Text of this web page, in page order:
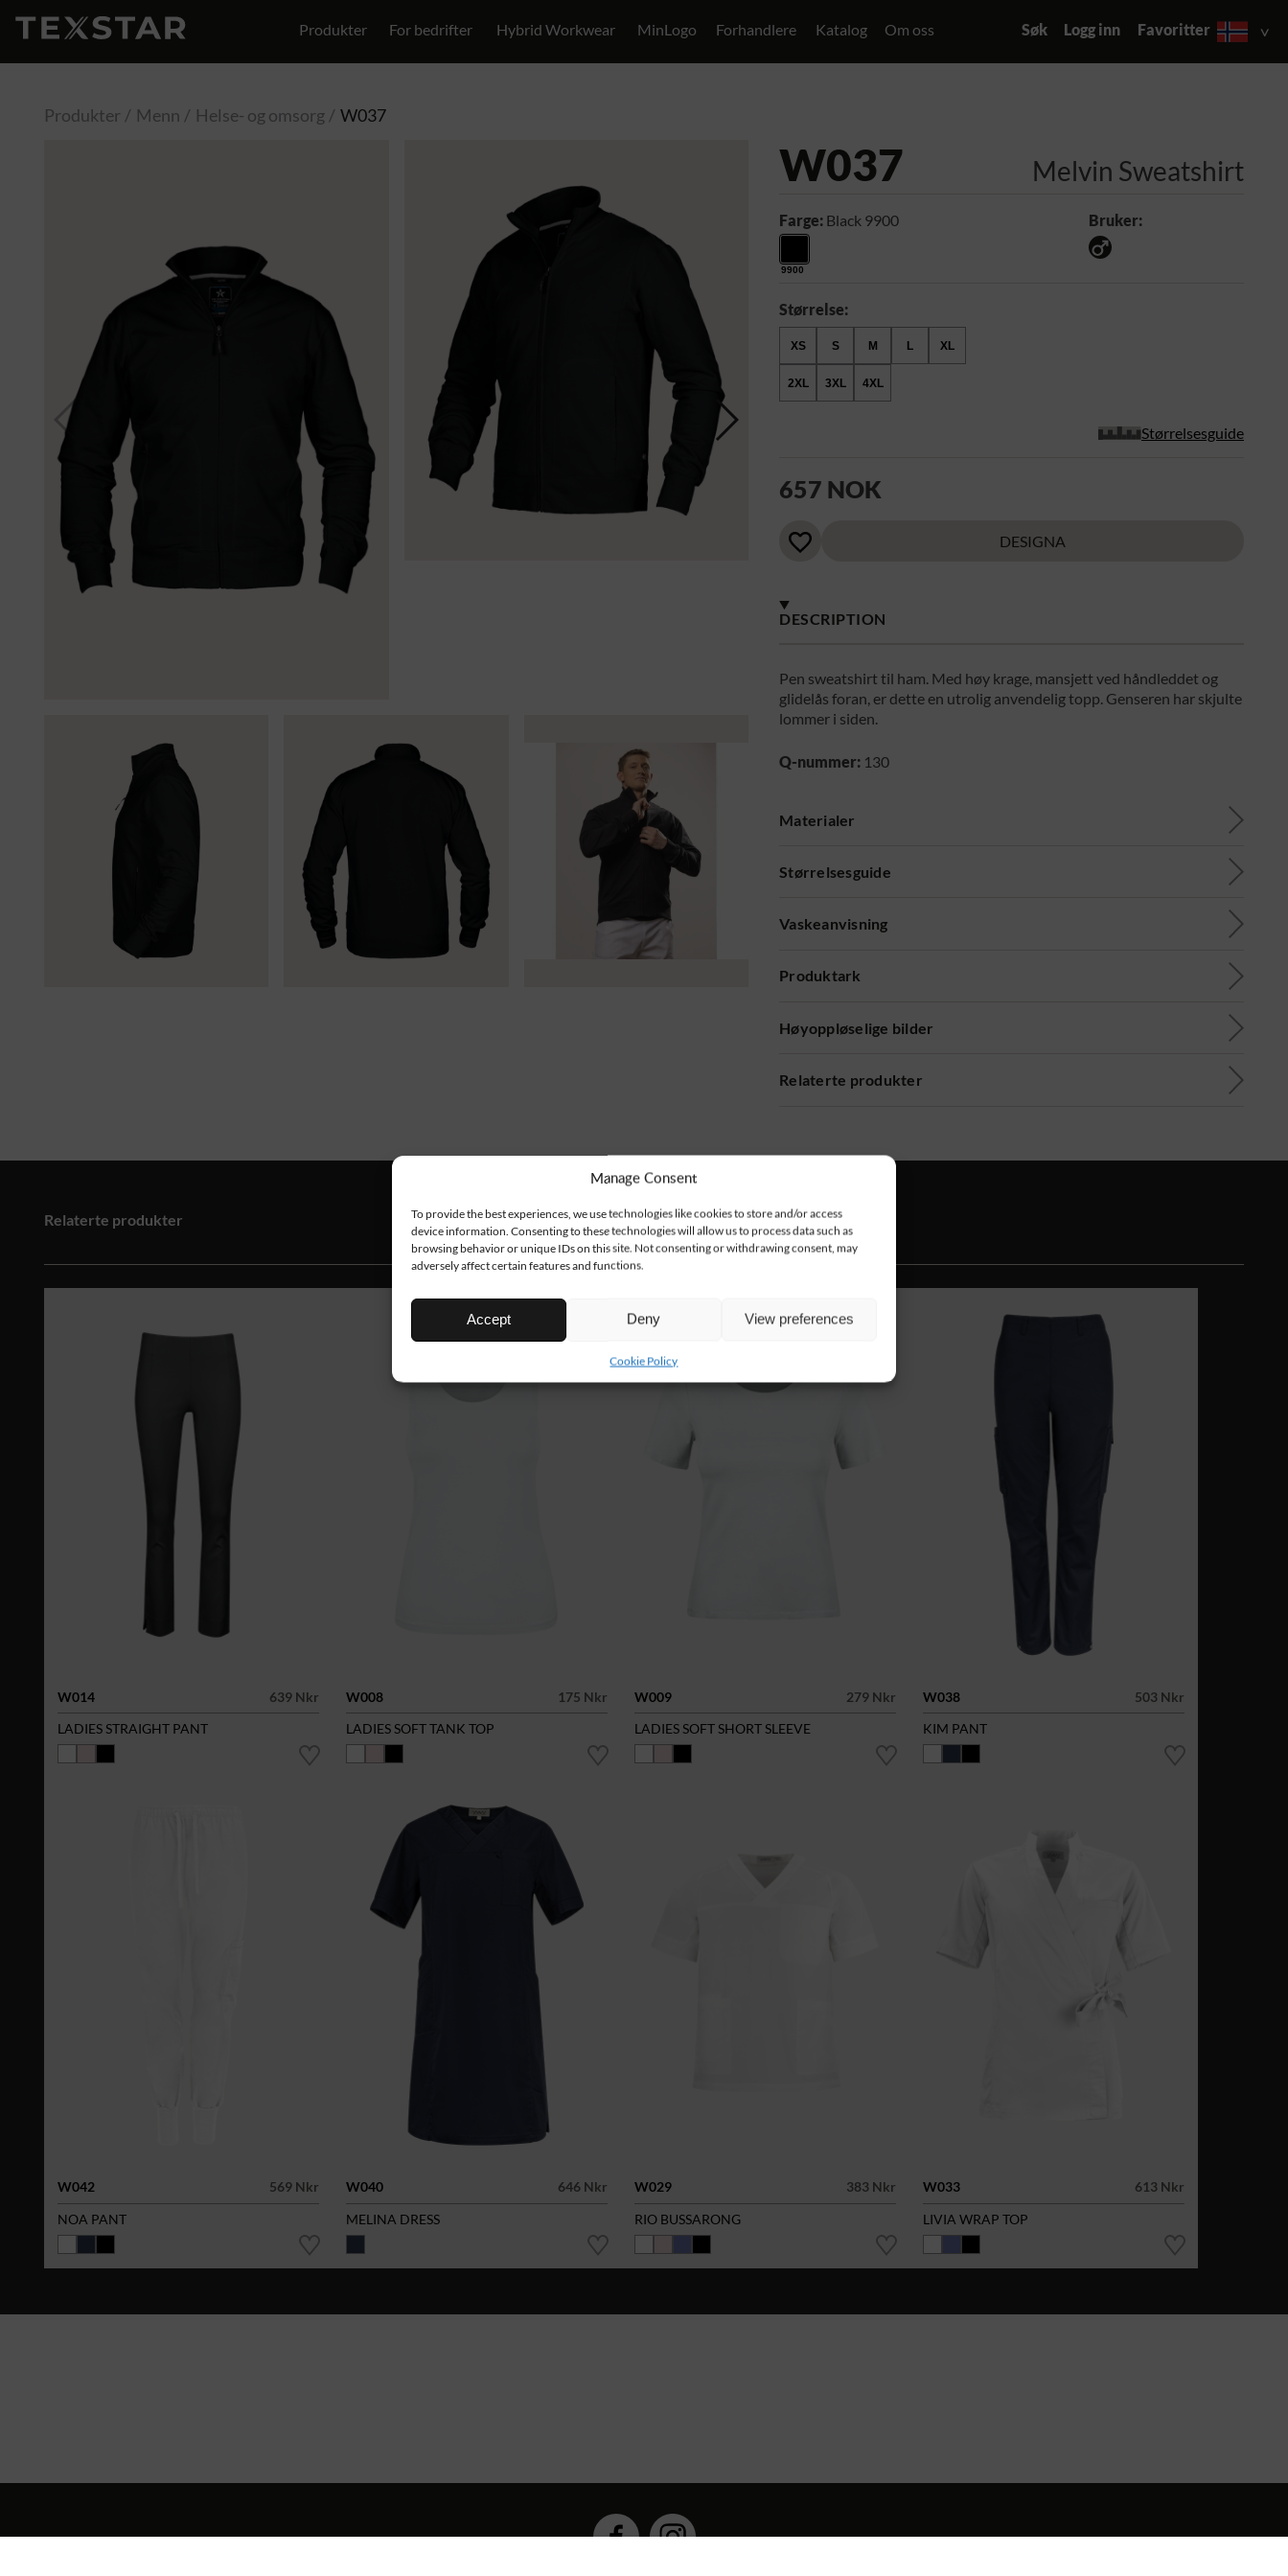
Manage Consent
To provide the best experiences, we use technologies like cookies to store and/or access
device information. Consenting to these technologies will allow us to process data such as
browsing behavior or unique IDs on this site. Not consenting or withdrawing consent, may
adversely affect certain features and functions.
Accept Deny View preferences
Cookie Policy
Produkter For bedrifter Hybrid Workwear MinLogo Forhandlere Katalog Om oss Søk Logg inn Favoritter
Produkter Menn Helse- og omsorg W037
W037 Melvin Sweatshirt
Farge: Black 9900
9900
Bruker:
Størrelse:
XS S M L XL
2XL 3XL 4XL
Størrelsesguide
657 NOK
DESIGNA
DESCRIPTION
Pen sweatshirt til ham. Med høy krage, mansjett ved håndleddet og
glidelås foran, er dette en utrolig anvendelig topp. Genseren har skjulte
lommer i siden.
Q-nummer: 130
Materialer
Størrelsesguide
Vaskeanvisning
Produktark
Høyoppløselige bilder
Relaterte produkter
Relaterte produkter
W014
639 Nkr
LADIES STRAIGHT PANT
W008
175 Nkr
LADIES SOFT TANK TOP
W009
279 Nkr
LADIES SOFT SHORT SLEEVE
W038
503 Nkr
KIM PANT
W042
569 Nkr
NOA PANT
W040
646 Nkr
MELINA DRESS
W029
383 Nkr
RIO BUSSARONG
W033
613 Nkr
LIVIA WRAP TOP